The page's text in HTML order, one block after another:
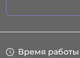
Время работы